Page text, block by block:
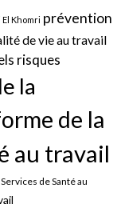
Khomri prévention
de vie au travail
risques
la
de la
au travail
Services de Santé au